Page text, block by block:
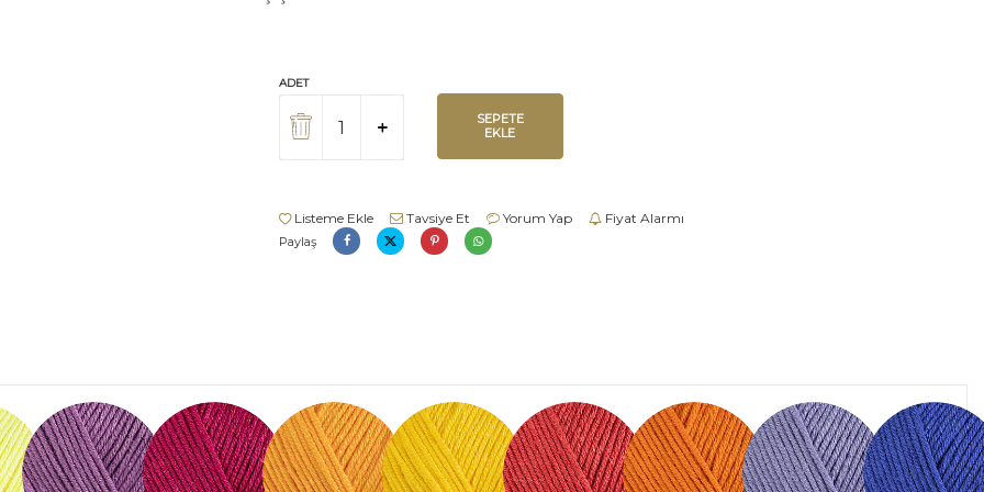
ADET
SEPETE
EKLE
Listeme Ekle Tavsiye Et Yorum Yap Fiyat Alarmı
Paylaş